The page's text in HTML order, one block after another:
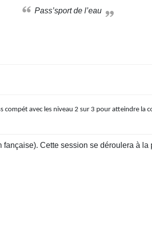
Pass’sport de l’eau
compét avec les niveau 2 sur 3 pour atteindre
Cette session se déroulera à la